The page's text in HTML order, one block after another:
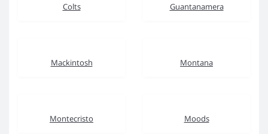
Colts Guantanamera
Mackintosh Montana
Montecristo Moods